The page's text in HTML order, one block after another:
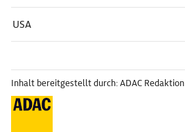
USA
Inhalt bereitgestellt durch: ADAC Redaktion